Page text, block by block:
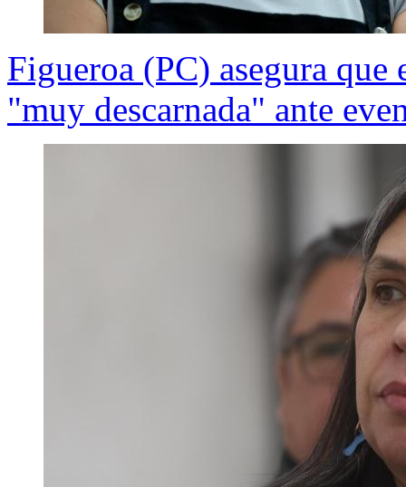
Figueroa (PC) asegura que
"muy descarnada" ante